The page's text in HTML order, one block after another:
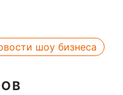
шоу бизнеса